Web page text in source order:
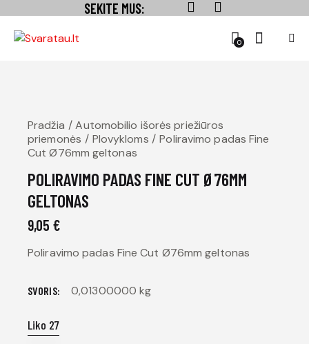
SEKITE MUS:
0
Pradžia
Automobilio išorės priežiūros
priemonės
Plovykloms
Poliravimo padas Fine
Cut Ø76mm geltonas
POLIRAVIMO PADAS FINE CUT Ø76MM
GELTONAS
9,05 €
Poliravimo padas Fine Cut Ø76mm geltonas
SVORIS 0,01300000 kg
Liko 27